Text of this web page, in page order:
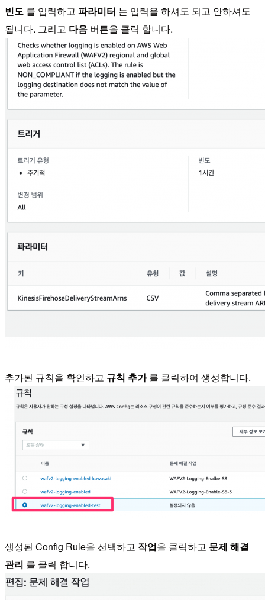
빈도 를 입력하고 파라미터 는 입력을 하셔도 되고 안하셔도
됩니다. 그리고 다음 버튼을 클릭 합니다.
추가된 규칙을 확인하고 규칙 추가를 클릭하여 생성합니다.
생성된 Config Rule을 선택하고 작업을 클릭하고 문제 해결
관리 를 클릭 합니다.